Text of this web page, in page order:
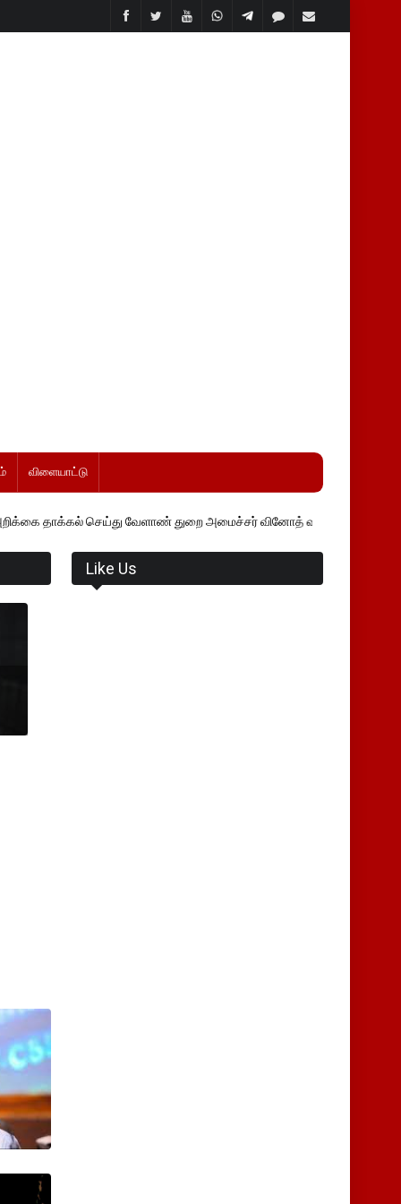
விளையாட்டு
வேளாண் துறை அமைச்சர் வினோத் வாசித்து வருகிறார். �.
Like Us